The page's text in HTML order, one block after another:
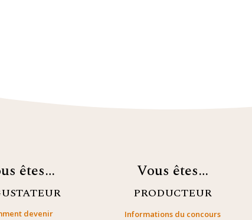
êtes…
devenir
Vous êtes…
PRODUCTEUR
Informations du concours